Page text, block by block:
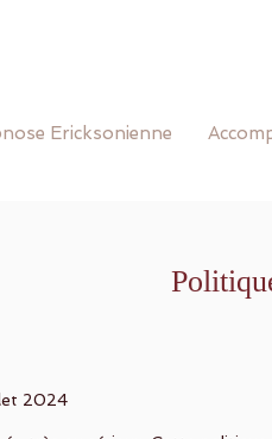
Ericksonienne
2024